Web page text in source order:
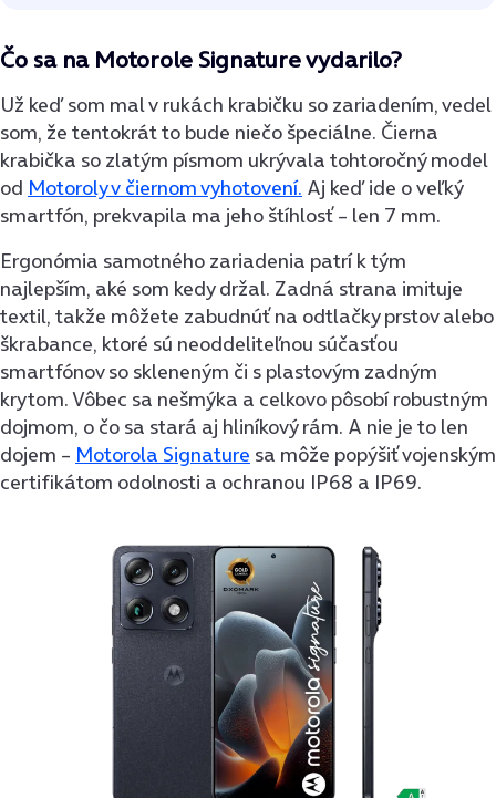
Čo sa na Motorole Signature vydarilo?
Už keď som mal v rukách krabičku so zariadením, vedel
som, že tentokrát to bude niečo špeciálne. Čierna
krabička so zlatým písmom ukrývala tohtoročný model
od Motoroly v čiernom vyhotovení. Aj keď ide o veľký
smartfón, prekvapila ma jeho štíhlosť – len 7 mm.
Ergonómia samotného zariadenia patrí k tým
najlepším, aké som kedy držal. Zadná strana imituje
textil, takže môžete zabudnúť na odtlačky prstov alebo
škrabance, ktoré sú neoddeliteľnou súčasťou
smartfónov so skleneným či s plastovým zadným
krytom. Vôbec sa nešmýka a celkovo pôsobí robustným
dojmom, o čo sa stará aj hliníkový rám. A nie je to len
dojem – Motorola Signature sa môže popýšiť vojenským
certifikátom odolnosti a ochranou IP68 a IP69.